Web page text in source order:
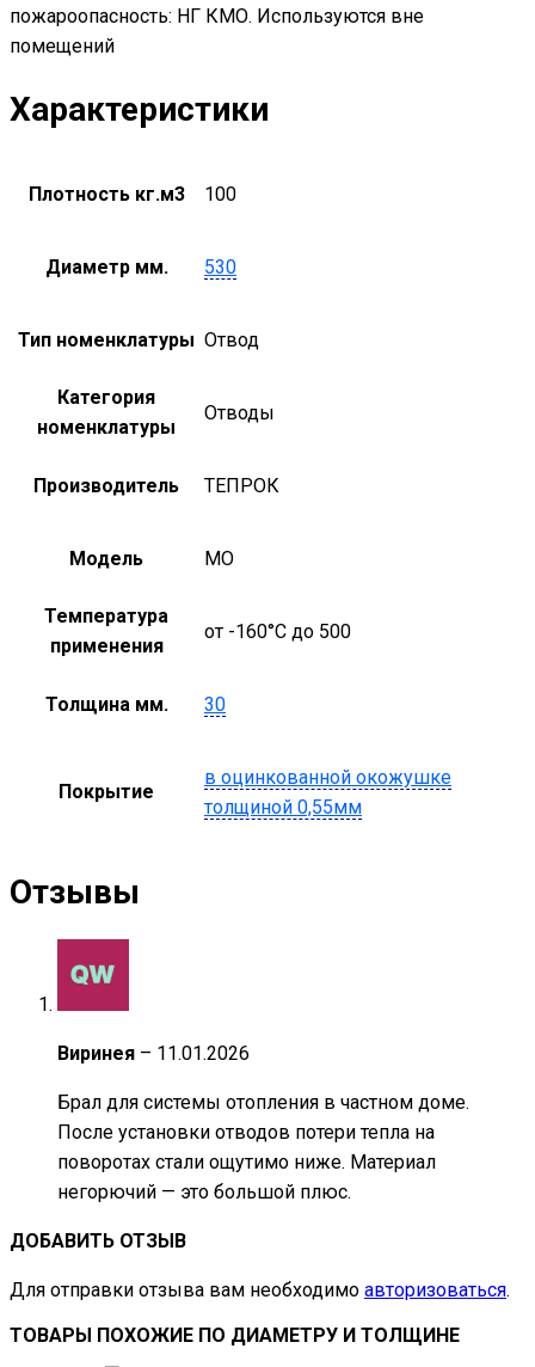
пожароопасность: НГ КМО. Используются вне
помещений
Характеристики
Плотность кг.м3 100
Диаметр мм. 530
Тип номенклатуры Отвод
Категория
номенклатуры
Отводы
Производитель ТЕПРОК
Модель MO
Температура
применения
от -160°С до 500
Толщина мм. 30
Покрытие
в оцинкованной окожушке
толщиной 0,55мм
Отзывы
Виринея – 11.01.2026
Брал для системы отопления в частном доме.
После установки отводов потери тепла на
поворотах стали ощутимо ниже. Материал
негорючий — это большой плюс.
ДОБАВИТЬ ОТЗЫВ
Для отправки отзыва вам необходимо авторизоваться.
ТОВАРЫ ПОХОЖИЕ ПО ДИАМЕТРУ И ТОЛЩИНЕ